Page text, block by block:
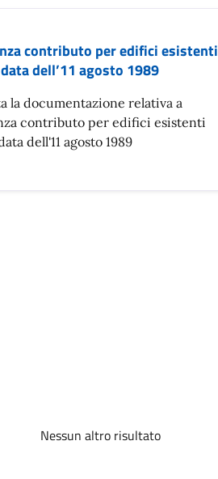
contributo per edifici esistenti
dell’11 agosto 1989
la documentazione relativa a
contributo per edifici esistenti
dell'11 agosto 1989
Nessun altro risultato